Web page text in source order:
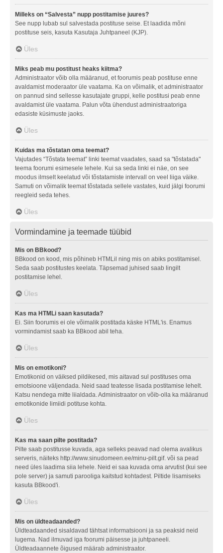
Milleks on “Salvesta” nupp postitamise juures?
See nupp lubab sul salvestada postituse seise. Et laadida mõni
postituse seis, kasuta Kasutaja Juhtpaneel (KJP).
Üles
Miks peab mu postitust heaks kiitma?
Administraator võib olla määranud, et foorumis peab postituse enne
avaldamist moderaator üle vaatama. Ka on võimalik, et administraator
on pannud sind sellesse kasutajate gruppi, kelle postitusi peab enne
avaldamist üle vaatama. Palun võta ühendust administraatoriga
edasiste küsimuste jaoks.
Üles
Kuidas ma tõstatan oma teemat?
Vajutades “Tõstata teemat” linki teemat vaadates, saad sa "tõstatada"
teema foorumi esimesele lehele. Kui sa seda linki ei näe, on see
moodus ilmselt keelatud või tõstatamiste intervall on veel liiga väike.
Samuti on võimalik teemat tõstatada sellele vastates, kuid jälgi foorumi
reegleid seda tehes.
Üles
Vormindamine ja teemade tüübid
Mis on BBkood?
BBkood on kood, mis põhineb HTMLil ning mis on abiks postitamisel.
Seda saab postitustes keelata. Täpsemad juhised saab lingilt
postitamise lehel.
Üles
Kas ma HTMLi saan kasutada?
Ei. Siin foorumis ei ole võimalik postitada käske HTML'is. Enamus
vormindamist saab ka BBkood abil teha.
Üles
Mis on emotikoni?
Emotikonid on väiksed pildikesed, mis aitavad sul postituses oma
emotsioone väljendada. Neid saad teatesse lisada postitamise lehelt.
Katsu nendega mitte liialdada. Administraator on võib-olla ka määranud
emotikonide limiidi potituse kohta.
Üles
Kas ma saan pilte postitada?
Pilte saab postitusse kuvada, aga selleks peavad nad olema avalikus
serveris, näiteks http://www.sinudomeen.ee/minu-pilt.gif. või sa pead
need üles laadima siia lehele. Neid ei saa kuvada oma arvutist (kui see
pole server) ja samuti parooliga kaitstud kohtadest. Piltide lisamiseks
kasuta BBkood'i.
Üles
Mis on üldteadaanded?
Üldteadaanded sisaldavad tähtsat informatsiooni ja sa peaksid neid
lugema. Nad ilmuvad iga foorumi päisesse ja juhtpaneeli.
Üldteadaannete õigused määrab administraator.